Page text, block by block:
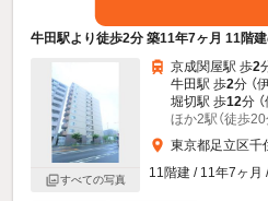
牛田駅より徒歩2分 築11年7ヶ月 11階
すべての写真
京成関屋駅 歩2
牛田駅 歩2分 （
堀切駅 歩12分
ほか2駅（徒歩20
東京都足立区千
11階建 / 11年7ヶ月